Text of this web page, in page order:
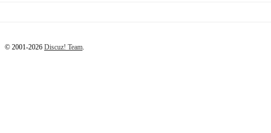
© 2001-2026 Discuz! Team.